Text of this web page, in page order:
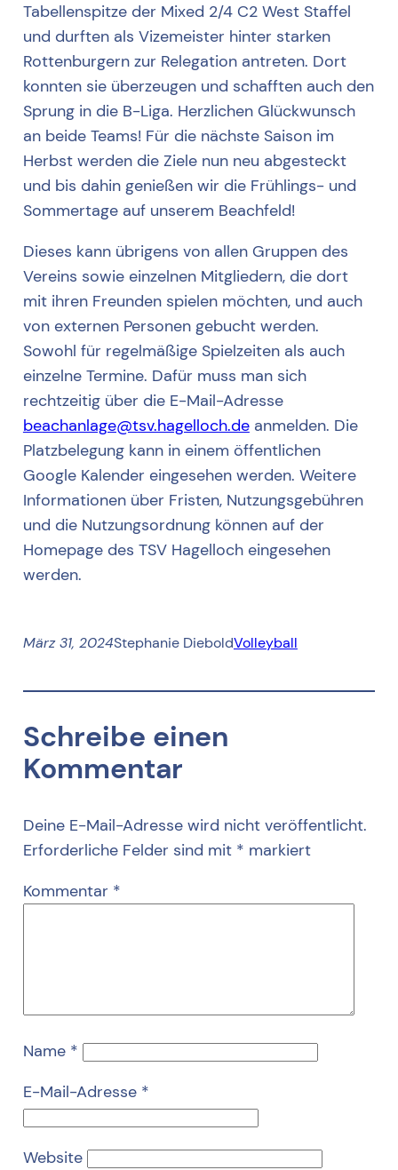
Tabellenspitze der Mixed 2/4 C2 West Staffel
und durften als Vizemeister hinter starken
Rottenburgern zur Relegation antreten. Dort
konnten sie überzeugen und schafften auch den
Sprung in die B-Liga. Herzlichen Glückwunsch
an beide Teams! Für die nächste Saison im
Herbst werden die Ziele nun neu abgesteckt
und bis dahin genießen wir die Frühlings- und
Sommertage auf unserem Beachfeld!
Dieses kann übrigens von allen Gruppen des
Vereins sowie einzelnen Mitgliedern, die dort
mit ihren Freunden spielen möchten, und auch
von externen Personen gebucht werden.
Sowohl für regelmäßige Spielzeiten als auch
einzelne Termine. Dafür muss man sich
rechtzeitig über die E-Mail-Adresse
beachanlage@tsv.hagelloch.deanmelden. Die
Platzbelegung kann in einem öffentlichen
Google Kalender eingesehen werden. Weitere
Informationen über Fristen, Nutzungsgebühren
und die Nutzungsordnung können auf der
Homepage des TSV Hagelloch eingesehen
werden.
März 31, 2024Stephanie DieboldVolleyball
Schreibe einen
Kommentar
Deine E-Mail-Adresse wird nicht veröffentlicht.
Erforderliche Felder sind mit * markiert
Kommentar *
Name *
E-Mail-Adresse *
Website